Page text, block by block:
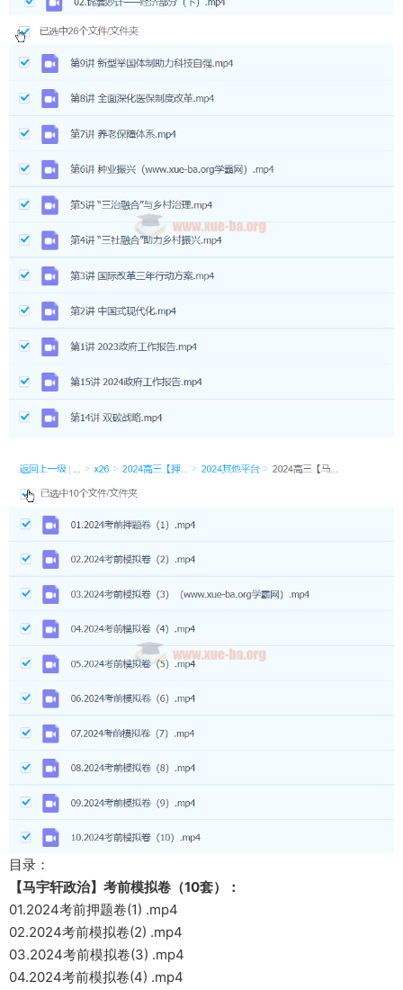
目录：
【马宇轩政治】考前模拟卷（10套）：
01.2024考前押题卷(1) .mp4
02.2024考前模拟卷(2) .mp4
03.2024考前模拟卷(3) .mp4
04.2024考前模拟卷(4) .mp4